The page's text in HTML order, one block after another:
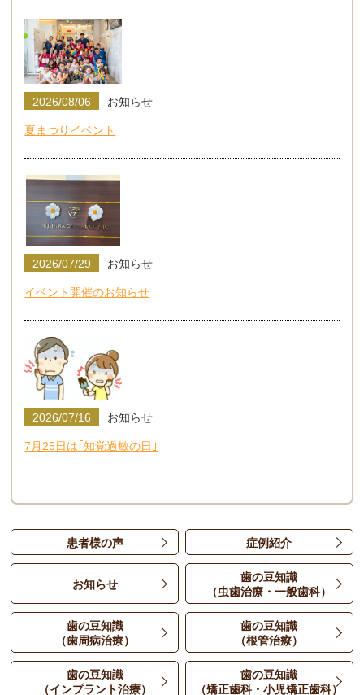
2026/08/06 お知らせ
夏まつりイベント
2026/07/29 お知らせ
イベント開催のお知らせ
2026/07/16 お知らせ
7月25日は｢知覚過敏の日｣
患者様の声 症例紹介
お知らせ
歯の豆知識
（虫歯治療・一般歯科）
歯の豆知識
（歯周病治療）
歯の豆知識
（根管治療）
歯の豆知識
（インプラント治療）
歯の豆知識
（矯正歯科・小児矯正歯科）